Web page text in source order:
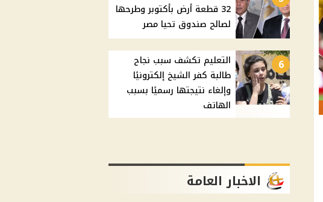
32 قطعة أرض بأكتوبر وطرحها
لصالح صندوق تحيا مصر
6
التعليم تكشف سبب نجاح
طالبة كفر الشيخ إلكترونيًا
وإلغاء نتيجتها رسميًا بسبب
الهاتف
الاخبار العامة